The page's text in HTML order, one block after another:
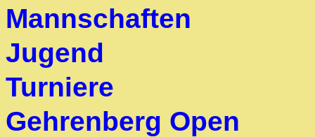
Mannschaften
Jugend
Turniere
Gehrenberg Open